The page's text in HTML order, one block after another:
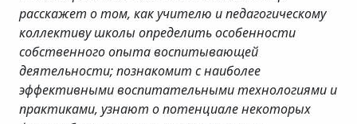
расскажет о том, как учителю и педагогическому
коллективу школы определить особенности
собственного опыта воспитывающей
деятельности; познакомит с наиболее
эффективными воспитательными технологиями и
практиками, узнают о потенциале некоторых